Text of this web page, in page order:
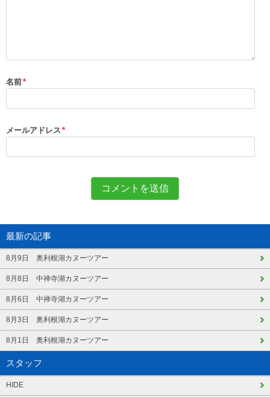
名前*
メールアドレス *
最新の記事
8月9日 奥利根湖カヌーツアー
8月8日 中禅寺湖カヌーツアー
8月6日 中禅寺湖カヌーツアー
8月3日 奥利根湖カヌーツアー
8月1日 奥利根湖カヌーツアー
スタッフ
HIDE